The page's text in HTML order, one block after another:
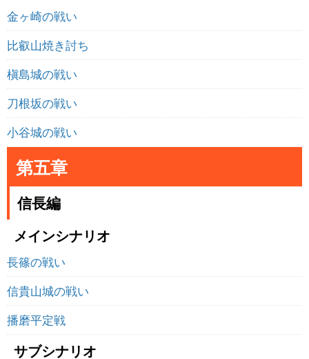
金ヶ崎の戦い
比叡山焼き討ち
槇島城の戦い
刀根坂の戦い
小谷城の戦い
第五章
信長編
メインシナリオ
長篠の戦い
信貴山城の戦い
播磨平定戦
サブシナリオ